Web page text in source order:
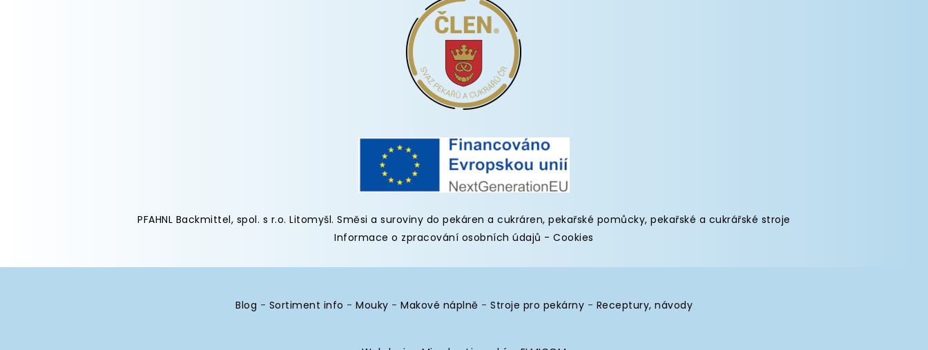
PFAHNL Backmittel, spol. s r.o. Litomyšl.Směsi a suroviny do pekáren a cukráren,pekařské pomůcky,pekařské a cukrářské stroje
Informace o zpracování osobních údajů -Cookies
Blog - Sortiment info - Mouky - Makové náplně - Stroje pro pekárny - Receptury, návody